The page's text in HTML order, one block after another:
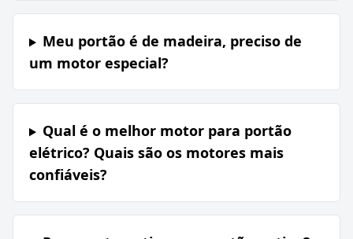
Meu portão é de madeira, preciso de
um motor especial?
Qual é o melhor motor para portão
elétrico? Quais são os motores mais
confiáveis?